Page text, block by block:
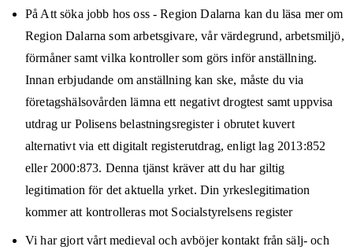
På Att söka jobb hos oss - Region Dalarna kan du läsa mer om
Region Dalarna som arbetsgivare, vår värdegrund, arbetsmiljö,
förmåner samt vilka kontroller som görs inför anställning.
Innan erbjudande om anställning kan ske, måste du via
företagshälsovården lämna ett negativt drogtest samt uppvisa
utdrag ur Polisens belastningsregister i obrutet kuvert
alternativt via ett digitalt registerutdrag, enligt lag 2013:852
eller 2000:873. Denna tjänst kräver att du har giltig
legitimation för det aktuella yrket. Din yrkeslegitimation
kommer att kontrolleras mot Socialstyrelsens register
Vi har gjort vårt medieval och avböjer kontakt från sälj- och